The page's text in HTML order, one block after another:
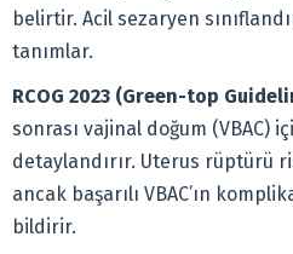
belirtir. Acil sezaryen
tanımlar.
RCOG 2023 (Green-top
sonrası vajinal doğum (VBAC)
detaylandırır. Uterus rüptürü
ancak başarılı VBAC’ın
bildirir.